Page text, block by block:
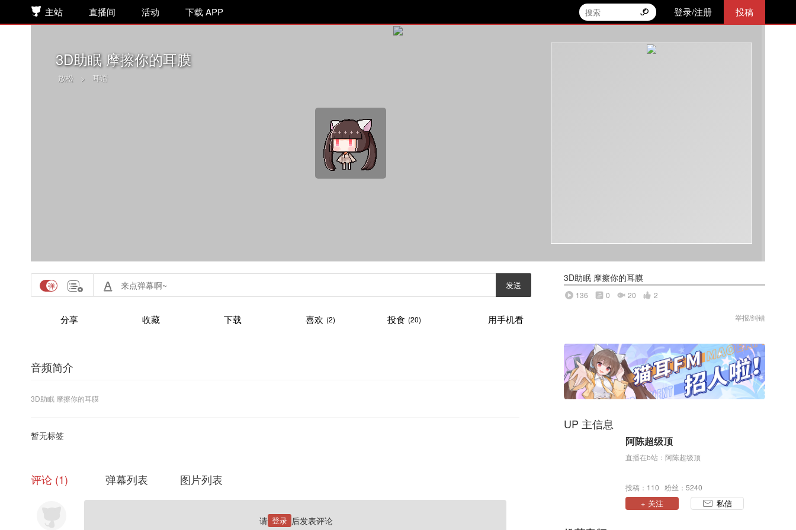
主站 直播间 活动 下载 APP 登录/注册 投稿
3D助眠 摩擦你的耳膜
放松 > 耳语
发送
分享 收藏 下载 喜欢 (2) 投食 (20) 用手机看
3D助眠 摩擦你的耳膜
136 0 20 2
举报/纠错
音频简介
3D助眠 摩擦你的耳膜
暂无标签
评论 1 弹幕列表 图片列表
请 登录 后发表评论
UP 主信息
阿陈超级顶
直播在b站：阿陈超级顶
投稿：110 粉丝：5240
+ 关注 私信